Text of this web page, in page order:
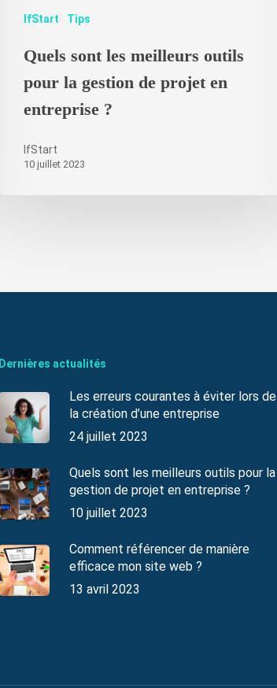
IfStart Tips
Quels sont les meilleurs outils
pour la gestion de projet en
entreprise ?
IfStart
10 juillet 2023
Dernières actualités
Les erreurs courantes à éviter lors de
la création d’une entreprise
24 juillet 2023
Quels sont les meilleurs outils pour la
gestion de projet en entreprise ?
10 juillet 2023
Comment référencer de manière
efficace mon site web ?
13 avril 2023